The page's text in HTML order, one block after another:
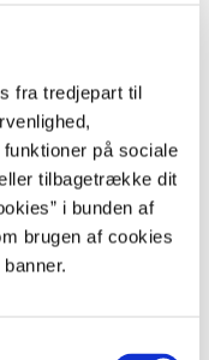
fra tredjepart til
på sociale
tilbagetrække dit
i bunden af
brugen af cookies
30. januar 2019
skibsførere og
her